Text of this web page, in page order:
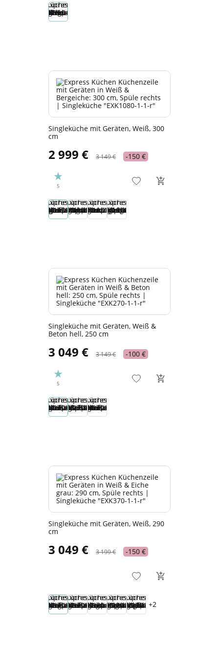
Singleküche mit Geräten, Weiß, 300
cm
2 999 € 3 149 € -150 €
5
Singleküche mit Geräten, Weiß &
Beton hell, 250 cm
3 049 € 3 149 € -100 €
5
Singleküche mit Geräten, Weiß, 290
cm
3 049 € 3 199 € -150 €
+2